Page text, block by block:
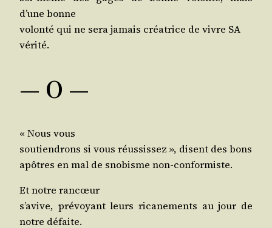
d’une bonne
volon­té qui ne sera jamais créa­trice de vivre SA
vérité.
— O —
« Nous vous
sou­tien­drons si vous réus­sis­sez », disent des bons
apôtres en mal de sno­bisme non-conformiste.
Et notre rancœur
s’a­vive, pré­voyant leurs rica­ne­ments au jour de
notre défaite.